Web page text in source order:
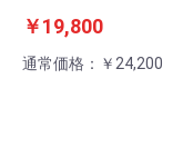
￥19,800
通常価格：￥24,200